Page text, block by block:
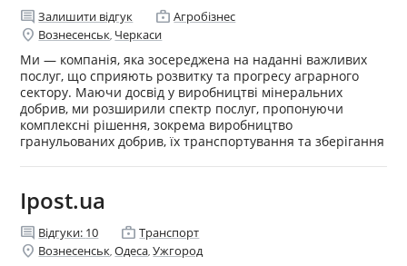
comment Залишити відгук enterprise Агробізнес
location_on Вознесенськ, Черкаси
Ми — компанія, яка зосереджена на наданні важливих
послуг, що сприяють розвитку та прогресу аграрного
сектору. Маючи досвід у виробництві мінеральних
добрив, ми розширили спектр послуг, пропонуючи
комплексні рішення, зокрема виробництво
гранульованих добрив, їх транспортування та зберігання
Іpost.ua
comment Відгуки: 10 enterprise Транспорт
location_on Вознесенськ,Одеса,Ужгород